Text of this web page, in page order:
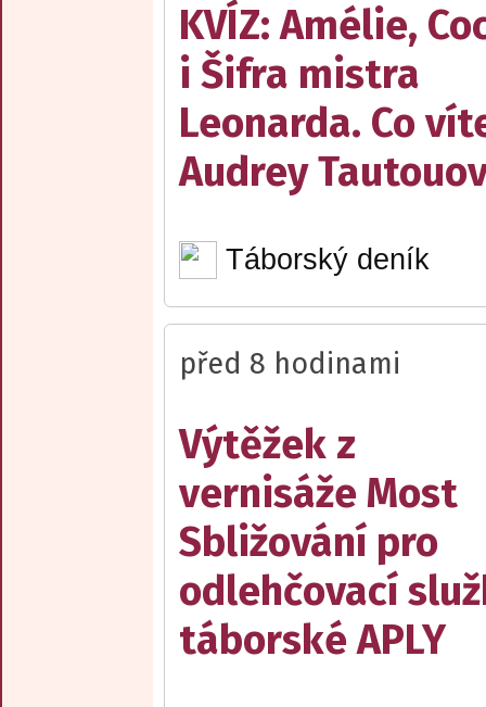
KVÍZ: Amélie,
i Šifra mistra
Leonarda. Co
Audrey
Táborský deník
před 8 hodinami
Výtěžek z
vernisáže Most
Sbližování pro
odlehčovací
táborské APLY